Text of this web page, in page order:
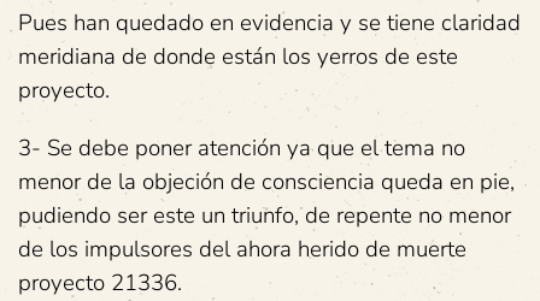
Pues han quedado en evidencia y se tiene claridad
meridiana de donde están los yerros de este
proyecto.
3- Se debe poner atención ya que el tema no
menor de la objeción de consciencia queda en pie,
pudiendo ser este un triunfo, de repente no menor
de los impulsores del ahora herido de muerte
proyecto 21336.